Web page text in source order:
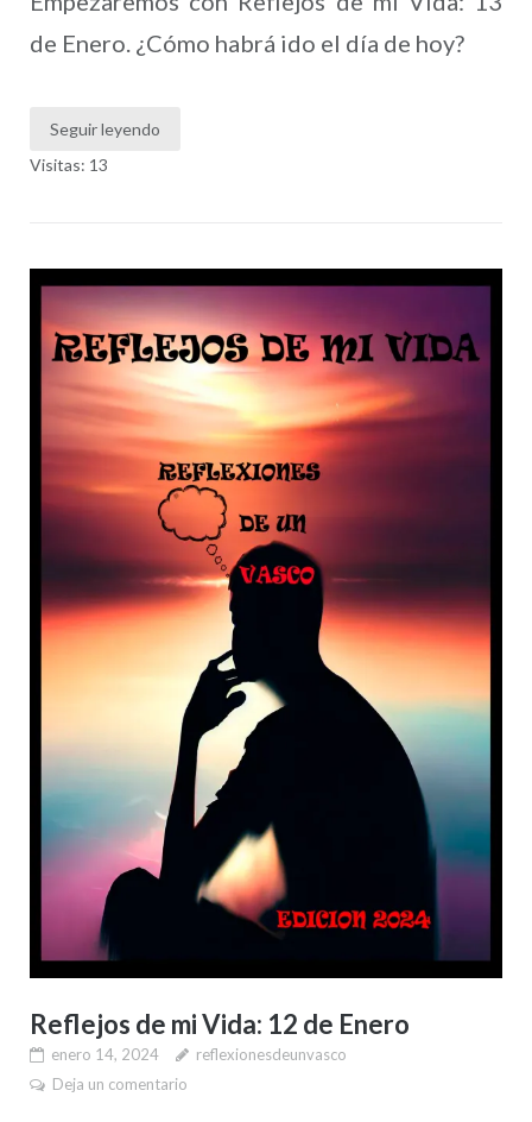
de Enero. ¿Cómo habrá ido el día de hoy?
Seguir leyendo
Visitas: 13
Reflejos de mi Vida: 12 de Enero
enero 14, 2024
reflexionesdeunvasco
Deja un comentario